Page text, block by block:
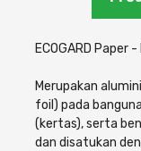
ECOGARD Paper
Merupakan
foil) pada
(kertas), serta
dan disatukan